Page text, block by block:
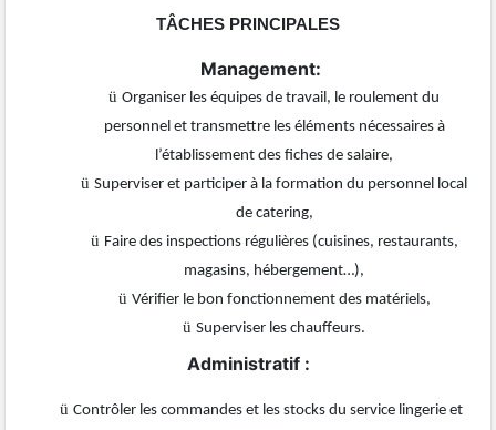
TÂCHES PRINCIPALES
Management:
ü Organiser les équipes de travail, le roulement du
personnel et transmettre les éléments nécessaires à
l’établissement des fiches de salaire,
ü Superviser et participer à la formation du personnel local
de catering,
ü Faire des inspections régulières (cuisines, restaurants,
magasins, hébergement…),
ü Vérifier le bon fonctionnement des matériels,
ü Superviser les chauffeurs.
Administratif :
ü Contrôler les commandes et les stocks du service lingerie et